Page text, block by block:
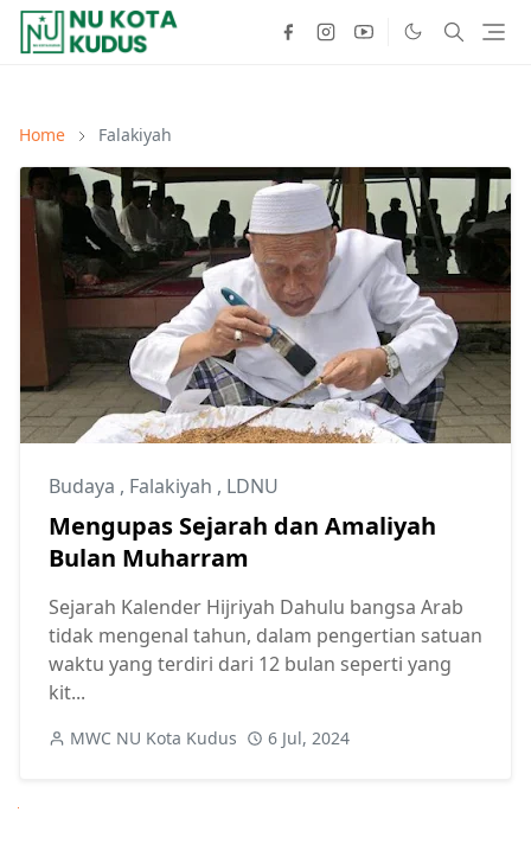
Home Falakiyah
Budaya , Falakiyah , LDNU
Mengupas Sejarah dan Amaliyah
Bulan Muharram
Sejarah Kalender Hijriyah Dahulu bangsa Arab
tidak mengenal tahun, dalam pengertian satuan
waktu yang terdiri dari 12 bulan seperti yang
kit...
MWC NU Kota Kudus 6 Jul, 2024